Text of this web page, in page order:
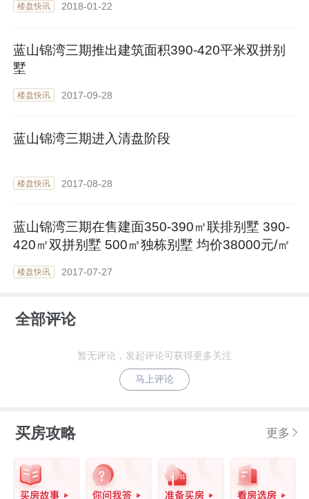
楼盘快讯 2018-01-22
蓝山锦湾三期推出建筑面积390-420平米双拼别
墅
楼盘快讯 2017-09-28
蓝山锦湾三期进入清盘阶段
楼盘快讯 2017-08-28
蓝山锦湾三期在售建面350-390㎡联排别墅 390-
420㎡双拼别墅 500㎡独栋别墅 均价38000元/㎡
楼盘快讯 2017-07-27
全部评论
暂无评论，发起评论可获得更多关注
马上评论
买房攻略 更多